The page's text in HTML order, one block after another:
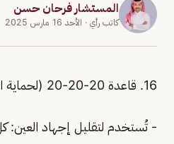
المستشار فرحان حسن
كاتب رأي · الأحد 16 مارس 2025
16. قاعدة 20-20-20 (لحماية العينين)